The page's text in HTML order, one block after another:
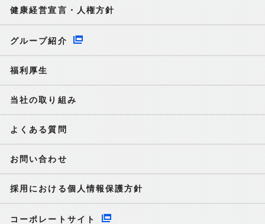
健康経営宣言・人権方針
グループ紹介
福利厚生
当社の取り組み
よくある質問
お問い合わせ
採用における個人情報保護方針
コーポレートサイト